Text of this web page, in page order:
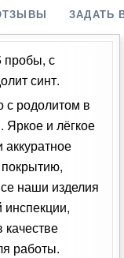
ЗАДАТЬ
пробы, с
синт.
с родолитом в
Яркое и лёгкое
наши изделия
работы.